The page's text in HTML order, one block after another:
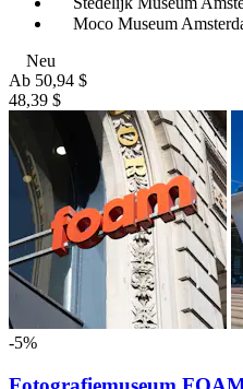
Moco Museum
Neu
Ab 50,94 $
48,39 $
-5%